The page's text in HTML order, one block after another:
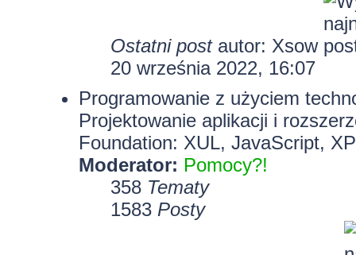
Ostatni postautor: Xsow
20 września 2022, 16:07
Programowanie z użyciem
Projektowanie aplikacji i
Foundation: XUL, JavaScript,
Moderator: Pomocy?!
358 Tematy
1583 Posty